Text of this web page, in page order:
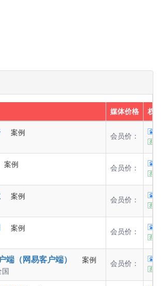
媒体价格 权
案例
会员价：
案例
会员价：
案例
会员价：
案例
会员价：
端（网易客户端）
案例
国
会员价：